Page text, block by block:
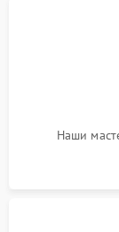
Наши